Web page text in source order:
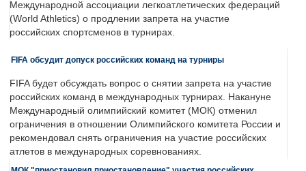
Международной ассоциации легкоатлетических федераций
(World Athletics) о продлении запрета на участие
российских спортсменов в турнирах.
FIFA обсудит допуск российских команд на турниры
FIFA будет обсуждать вопрос о снятии запрета на участие
российских команд в международных турнирах. Накануне
Международный олимпийский комитет (МОК) отменил
ограничения в отношении Олимпийского комитета России и
рекомендовал снять ограничения на участие российских
атлетов в международных соревнованиях.